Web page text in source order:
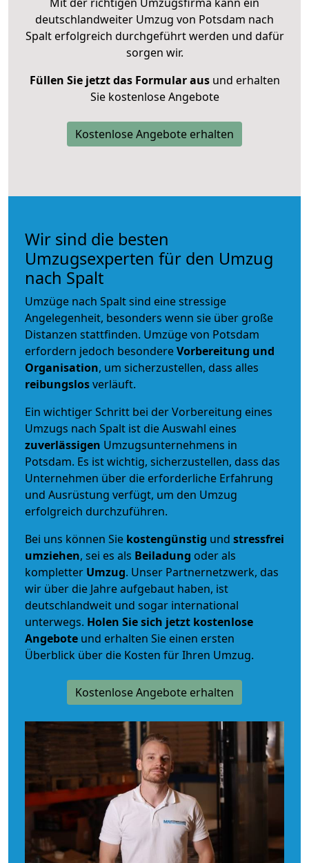
deutschlandweiter Umzug von Potsdam nach
Spalt erfolgreich durchgeführt werden und dafür
sorgen wir.
Füllen Sie jetzt das Formular ausund erhalten
Sie kostenlose Angebote
Kostenlose Angebote erhalten
Wir sind die besten
Umzugsexperten für den Umzug
nach Spalt
Umzüge nach Spalt sind eine stressige
Angelegenheit, besonders wenn sie über große
Distanzen stattfinden. Umzüge von Potsdam
erfordern jedoch besondereVorbereitung und
Organisation, um sicherzustellen, dass alles
reibungslosverläuft.
Ein wichtiger Schritt bei der Vorbereitung eines
Umzugs nach Spalt ist die Auswahl eines
zuverlässigen Umzugsunternehmens in
Potsdam. Es ist wichtig, sicherzustellen, dass das
Unternehmen über die erforderliche Erfahrung
und Ausrüstung verfügt, um den Umzug
erfolgreich durchzuführen.
Bei uns können Sie kostengünstig und stressfrei
umziehen, sei es als Beiladung oder als
kompletter Umzug. Unser Partnernetzwerk, das
wir über die Jahre aufgebaut haben, ist
deutschlandweit und sogar international
unterwegs. Holen Sie sich jetzt kostenlose
Angebote und erhalten Sie einen ersten
Überblick über die Kosten für Ihren Umzug.
Kostenlose Angebote erhalten